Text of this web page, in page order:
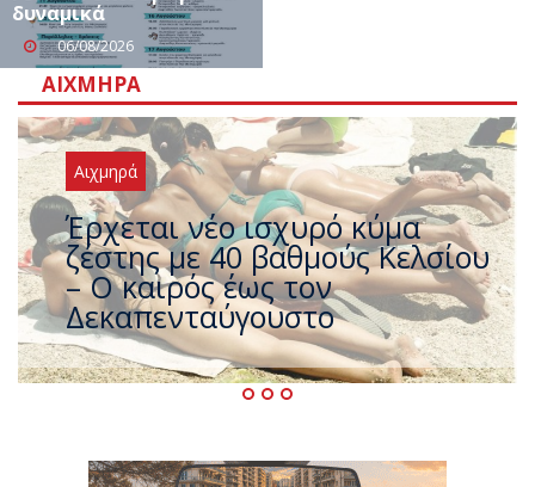
δυναμικά
06/08/2026
ΑΙΧΜΗΡΆ
Αιχμηρά
Άφαντος ο Τσίπρας… την ώρα
που η χώρα καίγεται